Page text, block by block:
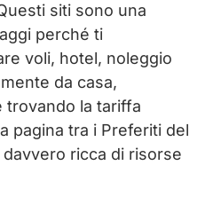
siti sono una
perché ti
voli, hotel, noleggio
da casa,
la tariffa
pagina tra i Preferiti del
ricca di risorse